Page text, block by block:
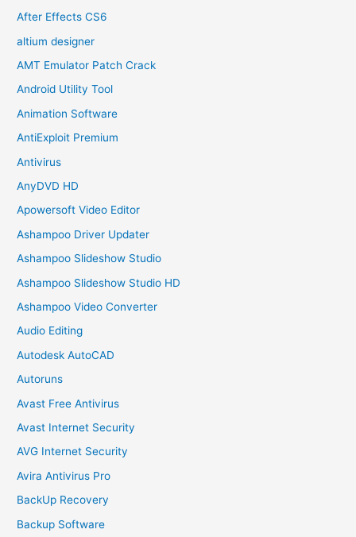
After Effects CS6
altium designer
AMT Emulator Patch Crack
Android Utility Tool
Animation Software
AntiExploit Premium
Antivirus
AnyDVD HD
Apowersoft Video Editor
Ashampoo Driver Updater
Ashampoo Slideshow Studio
Ashampoo Slideshow Studio HD
Ashampoo Video Converter
Audio Editing
Autodesk AutoCAD
Autoruns
Avast Free Antivirus
Avast Internet Security
AVG Internet Security
Avira Antivirus Pro
BackUp Recovery
Backup Software